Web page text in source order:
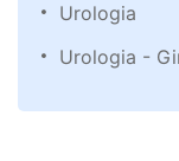
Urologia
Urologia -